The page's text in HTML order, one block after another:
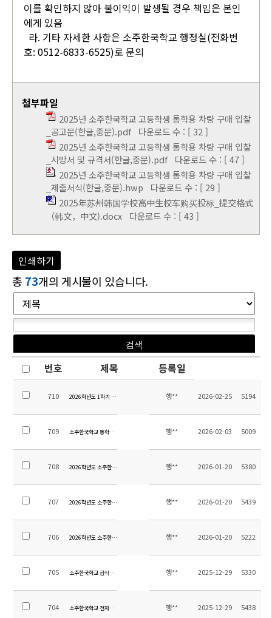
이를 확인하지 않아 불이익이 발생될 경우 책임은 본인
에게 있음
라. 기타 자세한 사항은 소주한국학교 행정실(전화번
호: 0512-6833-6525)로 문의
첨부파일
2025년 소주한국학교 고등학생 통학용 차량 구매 입찰
_공고문(한글,중문).pdf다운로드 수 : [ 32 ]
2025년 소주한국학교 고등학생 통학용 차량 구매 입찰
_시방서 및 규격서(한글,중문).pdf다운로드 수 : [ 47 ]
2025년 소주한국학교 고등학생 통학용 차량 구매 입찰
_제출서식(한글,중문).hwp 다운로드 수 : [ 29 ]
2025年苏州韩国学校高中生校车购买投标_提交格式
（韩文，中文).docx 다운로드 수 : [ 43 ]
인쇄하기
총 73개의 게시물이 있습니다.
번호 제목 등록일
710 2026학년도 1학기 전체학생 통학버스 탑승자 명단 및 노선
행** 2026-02-25 5194
709 소주한국학교 통학버스 임차 및 관리용역 업체 선정 입찰공고(입찰공고 제2025-16호)
행** 2026-02-03 5009
708 2026학년도 소주한국학교 청소용역 업체 선정 입찰공고(입찰공고 제2025-15호)
행** 2026-01-20 5380
707 2026학년도 소주한국학교 소방용역 업체 선정 입찰공고(입찰공고 제2025-14호)
행** 2026-01-20 5439
706 2026학년도 소주한국학교 보안용역 업체 선정 입찰공고(입찰공고 제2025-13호)
행** 2026-01-20 5222
705 소주한국학교 급식위탁 용역업체 선정 입찰 공고(재공고, 긴급)(공고 제2025-12호)
행** 2025-12-29 5330
704 소주한국학교 전자칠판 및 화이트보드(칠판) 구매 및 설치 입찰 공고(재공고, 긴급)(공고 제
행** 2025-12-29 5438